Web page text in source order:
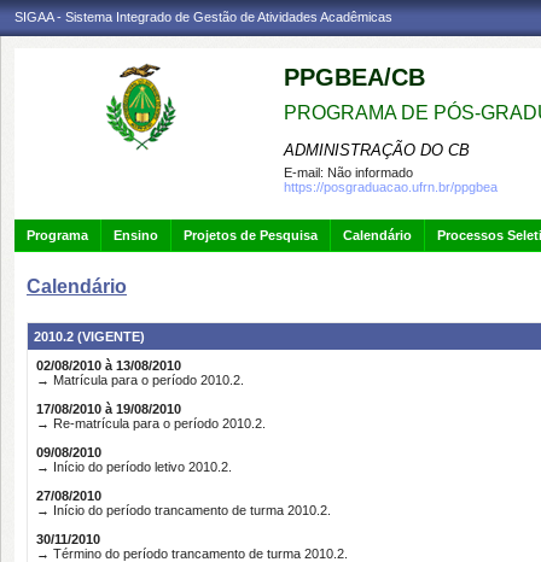
SIGAA - Sistema Integrado de Gestão de Atividades Acadêmicas
PPGBEA/CB
PROGRAMA DE PÓS-
ADMINISTRAÇÃO DO CB
E-mail: Não informado
https://posgraduacao.ufrn.br/ppgbea
Programa Ensino Projetos de Pesquisa Calendário Processos
Calendário
2010.2 (VIGENTE)
02/08/2010 à 13/08/2010
→ Matrícula para o período 2010.2.
17/08/2010 à 19/08/2010
→ Re-matrícula para o período 2010.2.
09/08/2010
→ Início do período letivo 2010.2.
27/08/2010
→ Início do período trancamento de turma 2010.2.
30/11/2010
→ Término do período trancamento de turma 2010.2.